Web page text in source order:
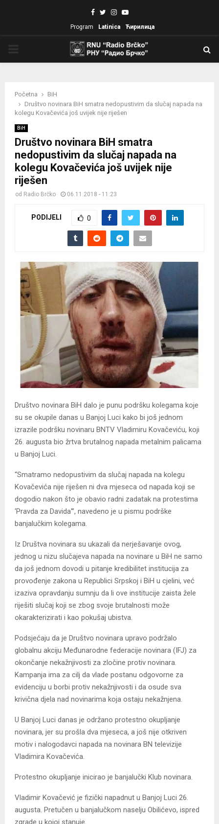
Facebook
TwitterInstagram
Youtube
Program Latinica Ћирилица
Početna
BiH
Društvo novinara BiH smatra nedopustivim da slučaj napada na
kolegu Kovačevića još uvijek nije riješen
BiH
Društvo novinara BiH smatra
nedopustivim da slučaj napada na
kolegu Kovačevića još uvijek nije
riješen
od Radio Brčko 06.11.2018 - 11:23
PODIJELI 0
Društvo novinara BiH dalo je punu podršku kolegama koje
su se okupile danas u Banjoj Luci kako bi još jednom
izrazile podršku novinaru BNTV Vladimiru Kovačeviću, koji
26. augusta bio žrtva brutalnog napada metalnim palicama
u Banjoj Luci.
“Smatramo nedopustivim da slučaj napada na kolegu
Kovačevića nije riješen ni dva mjeseca od napada koji se
dogodio nakon što je obavio radni zadatak na protestima
‘Pravda za Davida'”, navedeno je u pismu podrške
banjalučkim kolegama.
Iz Društva novinara su ukazali da nerješavanje ovog,
jednog u nizu slučajeva napada na novinare u BiH ne samo
da još jednom dovodi u pitanje kredibilitet institucija za
provođenje zakona u Republici Srpskoj i BiH u cjelini, već
izaziva opravdanju sumnju da li ove institucije zaista žele
riješiti slučaj koji se zbog svoje brutalnosti može
okarakterizirati i kao pokušaj ubistva.
Podsjećaju da je Društvo novinara upravo podržalo
globalnu akciju Međunarodne federacije novinara (IFJ) za
okončanje nekažnjivosti za zločine protiv novinara.
Kampanja ima za cilj da vlade postanu odgovorne za
evidenciju u borbi protiv nekažnjivosti i da osude sva
krivična djela nad novinarima koja ostaju nekažnjena.
U Banjoj Luci danas je održano protestno okupljanje
novinara, jer su prošla dva mjeseca, a još nije otkriven
motiv i nalogodavci napada na novinara BN televizije
Vladimira Kovačevića.
Protestno okupljanje inicirao je banjalučki Klub novinara.
Vladimir Kovačević je fizički napadnut u Banjoj Luci 26.
augusta. Pretučen u banjalučkom naselju Obilićevo, ispred
zgrade u kojoj stanuje.